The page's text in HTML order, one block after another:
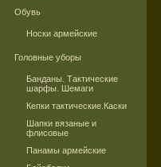
Обувь
Носки армейские
Головные уборы
Банданы. Тактические
шарфы. Шемаги
Кепки тактические.Каски
Шапки вязаные и
флисовые
Панамы армейские